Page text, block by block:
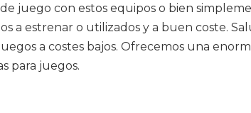
juego con estos equipos o bien
a estrenar o utilizados y a buen coste.
a costes bajos. Ofrecemos una
para juegos.